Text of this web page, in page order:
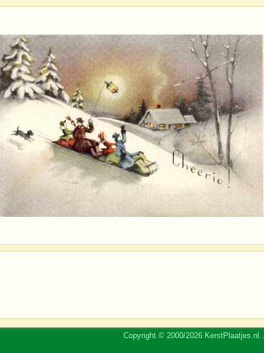
Copyright © 2000/2026 KerstPlaatjes.nl.